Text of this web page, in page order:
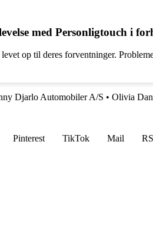
med Personligtouch i
op til deres forventninger.
Djarlo Automobiler A/S • Olivia
Pinterest TikTok Mail